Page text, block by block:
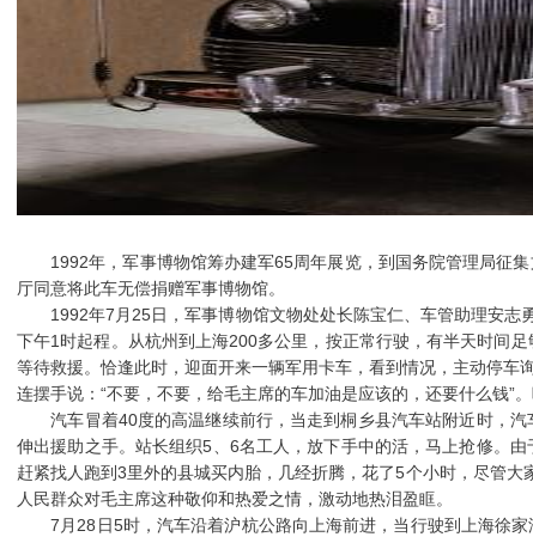
1992年，军事博物馆筹办建军65周年展览，到国务院管理局征集
厅同意将此车无偿捐赠军事博物馆。
1992年7月25日，军事博物馆文物处处长陈宝仁、车管助理安志
下午1时起程。从杭州到上海200多公里，按正常行驶，有半天时间
等待救援。恰逢此时，迎面开来一辆军用卡车，看到情况，主动停
连摆手说：“不要，不要，给毛主席的车加油是应该的，还要什么钱”
汽车冒着40度的高温继续前行，当走到桐乡县汽车站附近时，汽
伸出援助之手。站长组织5、6名工人，放下手中的活，马上抢修。
赶紧找人跑到3里外的县城买内胎，几经折腾，花了5个小时，尽管
人民群众对毛主席这种敬仰和热爱之情，激动地热泪盈眶。
7月28日5时，汽车沿着沪杭公路向上海前进，当行驶到上海徐家